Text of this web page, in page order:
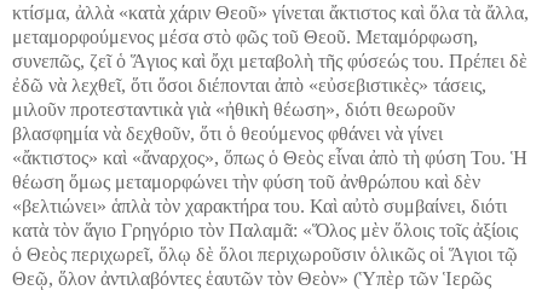
κτίσμα, ἀλλὰ «κατὰ χάριν Θεοῦ» γίνεται ἄκτιστος καὶ ὅλα τὰ ἄλλα,
μεταμορφούμενος μέσα στὸ φῶς τοῦ Θεοῦ. Μεταμόρφωση,
συνεπῶς, ζεῖ ὁ Ἅγιος καὶ ὄχι μεταβολὴ τῆς φύσεώς του. Πρέπει δὲ
ἐδῶ νὰ λεχθεῖ, ὅτι ὅσοι διέπονται ἀπὸ «εὐσεβιστικὲς» τάσεις,
μιλοῦν προτεσταντικὰ γιὰ «ἠθικὴ θέωση», διότι θεωροῦν
βλασφημία νὰ δεχθοῦν, ὅτι ὁ θεούμενος φθάνει νὰ γίνει
«ἄκτιστος» καὶ «ἄναρχος», ὅπως ὁ Θεὸς εἶναι ἀπὸ τὴ φύση Του. Ἡ
θέωση ὅμως μεταμορφώνει τὴν φύση τοῦ ἀνθρώπου καὶ δὲν
«βελτιώνει» ἁπλὰ τὸν χαρακτήρα του. Καὶ αὐτὸ συμβαίνει, διότι
κατὰ τὸν ἅγιο Γρηγόριο τὸν Παλαμᾶ: «Ὅλος μὲν ὅλοις τοῖς ἀξίοις
ὁ Θεὸς περιχωρεῖ, ὅλῳ δὲ ὅλοι περιχωροῦσιν ὁλικῶς οἱ Ἅγιοι τῷ
Θεῷ, ὅλον ἀντιλαβόντες ἑαυτῶν τὸν Θεὸν» (Ὑπὲρ τῶν Ἱερῶς